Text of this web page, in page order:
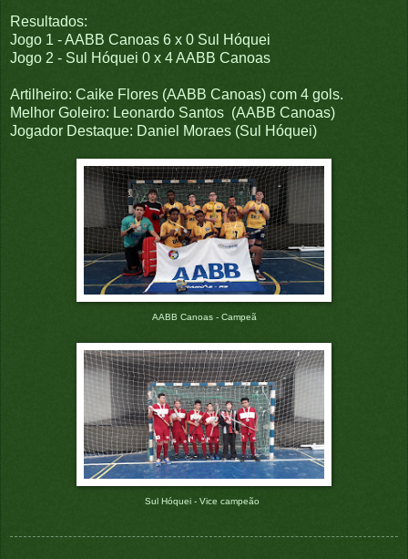
Resultados:
Jogo 1 - AABB Canoas 6 x 0 Sul Hóquei
Jogo 2 - Sul Hóquei 0 x 4 AABB Canoas
Artilheiro: Caike Flores (AABB Canoas) com 4 gols.
Melhor Goleiro: Leonardo Santos (AABB Canoas)
Jogador Destaque: Daniel Moraes (Sul Hóquei)
AABB Canoas - Campeã
Sul Hóquei - Vice campeão